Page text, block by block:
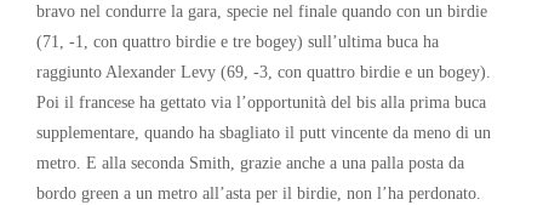
bravo nel condurre la gara, specie nel finale quando con un birdie
(71, -1, con quattro birdie e tre bogey) sull’ultima buca ha
raggiunto Alexander Levy (69, -3, con quattro birdie e un bogey).
Poi il francese ha gettato via l’opportunità del bis alla prima buca
supplementare, quando ha sbagliato il putt vincente da meno di un
metro. E alla seconda Smith, grazie anche a una palla posta da
bordo green a un metro all’asta per il birdie, non l’ha perdonato.